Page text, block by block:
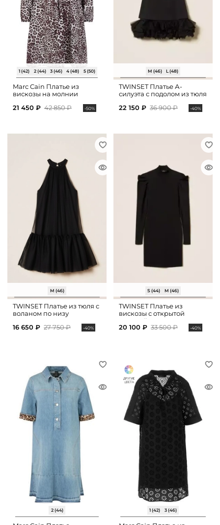
1 (42) 2 (44) 3 (46) 4 (48) 5 (50)
Marc Cain Платье из
вискозы на молнии
21 450 ₽ 42 850 ₽ -50%
M (46) L (48)
TWINSET Платье А-
силуэта с подолом из тюля
22 150 ₽ 36 900 ₽ -40%
M (46)
TWINSET Платье из тюля с
воланом по низу
16 650 ₽ 27 750 ₽ -40%
S (44) M (46)
TWINSET Платье из
вискозы с открытой
спинкой
20 100 ₽ 33 500 ₽ -40%
2 (44) 1 (42) 3 (46)